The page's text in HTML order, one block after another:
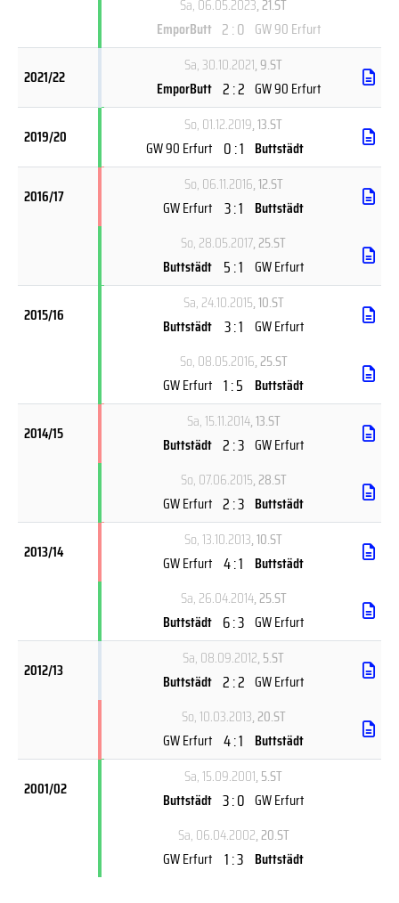
Sa, 06.05.2023, 21.ST
EmporButt 2 : 0 GW 90 Erfurt
2021/22
Sa, 30.10.2021, 9.ST
EmporButt 2 : 2 GW 90 Erfurt
2019/20
So, 01.12.2019, 13.ST
GW 90 Erfurt 0 : 1 Buttstädt
2016/17
So, 06.11.2016, 12.ST
GW Erfurt 3 : 1 Buttstädt
So, 28.05.2017, 25.ST
Buttstädt 5 : 1 GW Erfurt
2015/16
Sa, 24.10.2015, 10.ST
Buttstädt 3 : 1 GW Erfurt
So, 08.05.2016, 25.ST
GW Erfurt 1 : 5 Buttstädt
2014/15
Sa, 15.11.2014, 13.ST
Buttstädt 2 : 3 GW Erfurt
So, 07.06.2015, 28.ST
GW Erfurt 2 : 3 Buttstädt
2013/14
So, 13.10.2013, 10.ST
GW Erfurt 4 : 1 Buttstädt
Sa, 26.04.2014, 25.ST
Buttstädt 6 : 3 GW Erfurt
2012/13
Sa, 08.09.2012, 5.ST
Buttstädt 2 : 2 GW Erfurt
So, 10.03.2013, 20.ST
GW Erfurt 4 : 1 Buttstädt
2001/02
Sa, 15.09.2001, 5.ST
Buttstädt 3 : 0 GW Erfurt
Sa, 06.04.2002, 20.ST
GW Erfurt 1 : 3 Buttstädt